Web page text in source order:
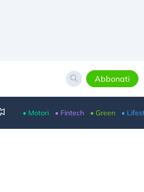
Abbonati
• Motori • Fintech • Green •